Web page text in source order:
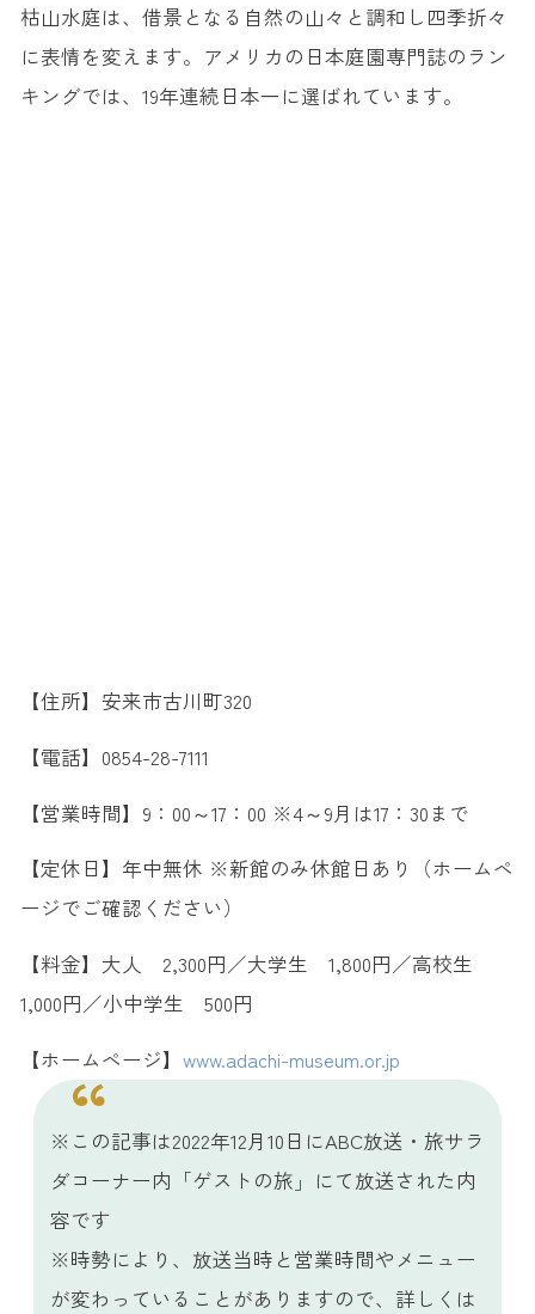
枯山水庭は、借景となる自然の山々と調和し四季折々
に表情を変えます。アメリカの日本庭園専門誌のラン
キングでは、19年連続日本一に選ばれています。
【住所】安来市古川町320
【電話】0854-28-7111
【営業時間】9：00～17：00 ※4～9月は17：30まで
【定休日】年中無休 ※新館のみ休館日あり（ホームペ
ージでご確認ください）
【料金】大人 2,300円／大学生 1,800円／高校生
1,000円／小中学生 500円
【ホームページ】 www.adachi-museum.or.jp
※この記事は2022年12月10日にABC放送・旅サラ
ダコーナー内「ゲストの旅」にて放送された内
容です
※時勢により、放送当時と営業時間やメニュー
が変わっていることがありますので、詳しくは